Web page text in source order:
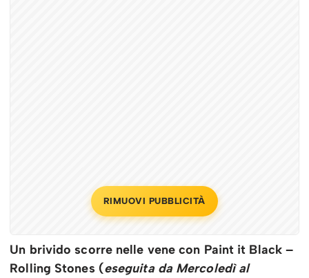
RIMUOVI PUBBLICITÀ
Un brivido scorre nelle vene con Paint it Black –
Rolling Stones (eseguita da Mercoledì al